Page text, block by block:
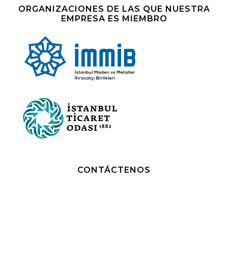
CONTÁCTENOS
ORGANIZACIONES DE LAS QUE NUESTRA
EMPRESA ES MIEMBRO